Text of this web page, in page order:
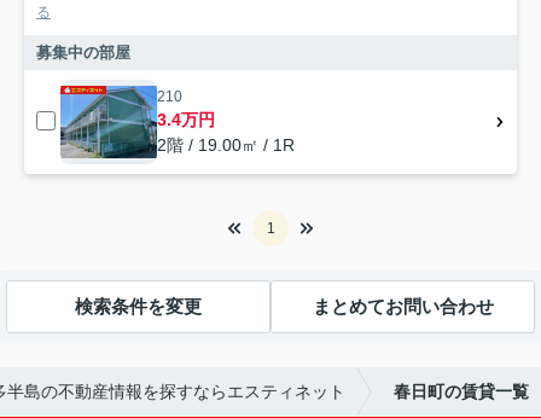
る
募集中の部屋
210
3.4万円
2階 / 19.00㎡ / 1R
1
検索条件を変更 まとめてお問い合わせ
半島の不動産情報を探すならエスティネット 春日町の賃貸一覧